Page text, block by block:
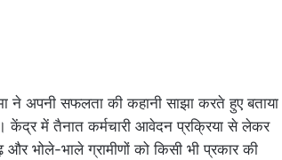
ने अपनी सफलता की कहानी साझा करते हुए बताया
केंद्र में तैनात कर्मचारी आवेदन प्रक्रिया से लेकर
भोले-भाले ग्रामीणों को किसी भी प्रकार की